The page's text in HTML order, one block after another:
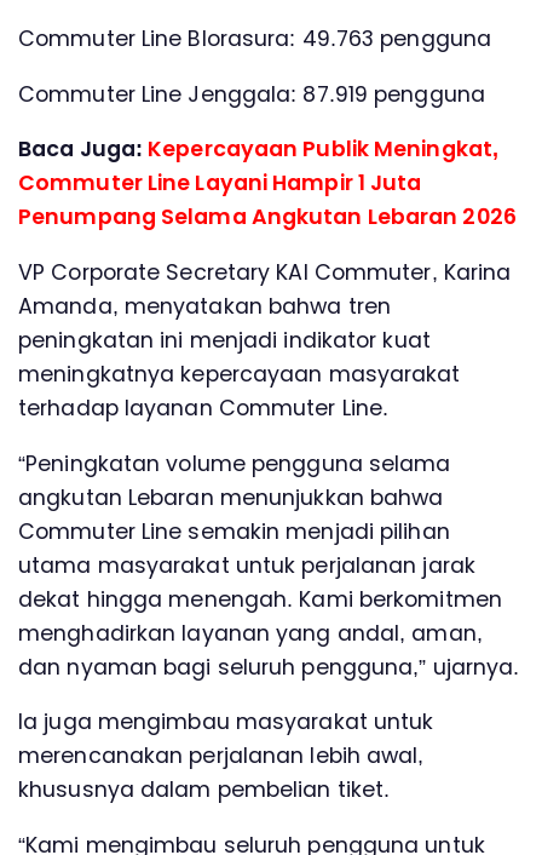
Commuter Line Blorasura: 49.763 pengguna
Commuter Line Jenggala: 87.919 pengguna
Baca Juga: Kepercayaan Publik Meningkat,
Commuter Line Layani Hampir 1 Juta
Penumpang Selama Angkutan Lebaran 2026
VP Corporate Secretary KAI Commuter, Karina
Amanda, menyatakan bahwa tren
peningkatan ini menjadi indikator kuat
meningkatnya kepercayaan masyarakat
terhadap layanan Commuter Line.
“Peningkatan volume pengguna selama
angkutan Lebaran menunjukkan bahwa
Commuter Line semakin menjadi pilihan
utama masyarakat untuk perjalanan jarak
dekat hingga menengah. Kami berkomitmen
menghadirkan layanan yang andal, aman,
dan nyaman bagi seluruh pengguna,” ujarnya.
Ia juga mengimbau masyarakat untuk
merencanakan perjalanan lebih awal,
khususnya dalam pembelian tiket.
“Kami mengimbau seluruh pengguna untuk